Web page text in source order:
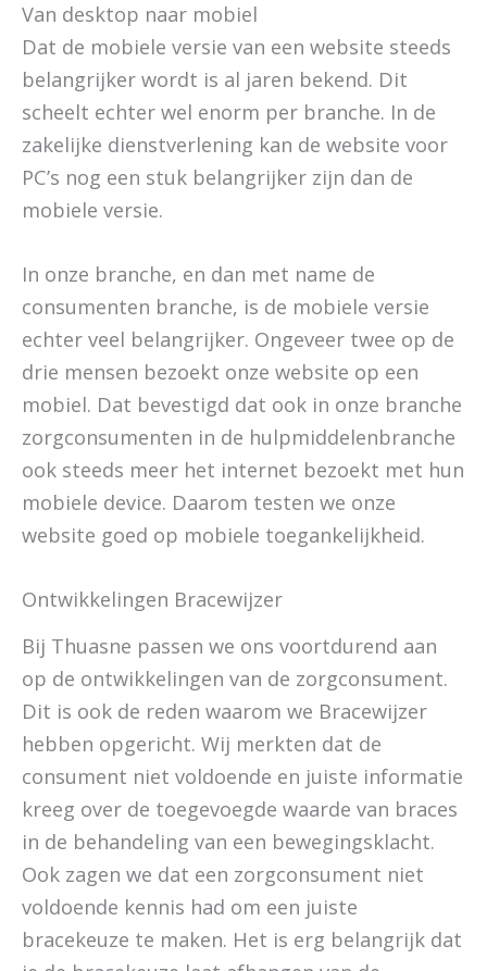
Van desktop naar mobiel
Dat de mobiele versie van een website steeds
belangrijker wordt is al jaren bekend. Dit
scheelt echter wel enorm per branche. In de
zakelijke dienstverlening kan de website voor
PC’s nog een stuk belangrijker zijn dan de
mobiele versie.
In onze branche, en dan met name de
consumenten branche, is de mobiele versie
echter veel belangrijker. Ongeveer twee op de
drie mensen bezoekt onze website op een
mobiel. Dat bevestigd dat ook in onze branche
zorgconsumenten in de hulpmiddelenbranche
ook steeds meer het internet bezoekt met hun
mobiele device. Daarom testen we onze
website goed op mobiele toegankelijkheid.
Ontwikkelingen Bracewijzer
Bij Thuasne passen we ons voortdurend aan
op de ontwikkelingen van de zorgconsument.
Dit is ook de reden waarom we Bracewijzer
hebben opgericht. Wij merkten dat de
consument niet voldoende en juiste informatie
kreeg over de toegevoegde waarde van braces
in de behandeling van een bewegingsklacht.
Ook zagen we dat een zorgconsument niet
voldoende kennis had om een juiste
bracekeuze te maken. Het is erg belangrijk dat